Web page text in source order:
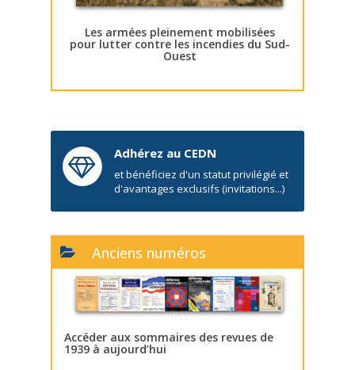
Les armées pleinement mobilisées
pour lutter contre les incendies du Sud-
Ouest
Adhérez au CEDN
et bénéficiez d'un statut privilégié et
d'avantages exclusifs (invitations...)
Anciens numéros
Accéder aux sommaires des revues de
1939 à aujourd’hui